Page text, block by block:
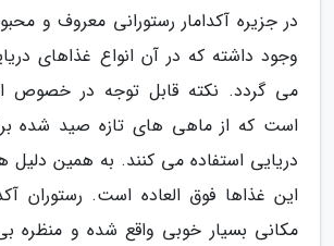
در جزیره آکدامار رستورانی معروف و
وجود داشته که در آن انواع غذاهای
می گردد. نکته قابل توجه در خصوص
است که از ماهی های تازه صید شده
دریایی استفاده می کنند. به همین
این غذاها فوق العاده است. رستوران
مکانی بسیار خوبی واقع شده و منظره